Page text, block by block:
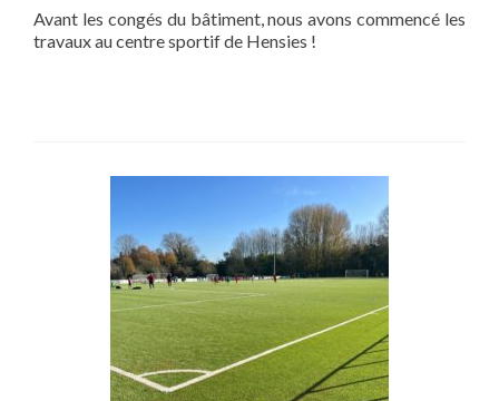
Avant les congés du bâtiment, nous avons commencé les
travaux au centre sportif de Hensies !